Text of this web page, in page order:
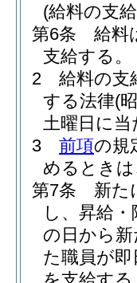
(給料の支
第6条
給料
支給する。
2
給料の支
する法律(
土曜日に
3
前項の規
めるとき
第7条
新た
し、昇給
の日から
た職員が